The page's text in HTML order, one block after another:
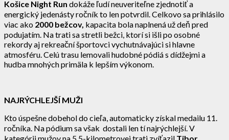
Košice Night Run dokáže ľudí neuveriteľne zjednotiť a
energický jedenásty ročník to len potvrdil. Celkovo sa prihlásilo
viac ako 2000 bežcov, kapacita bola naplnená už deň pred
podujatím. Na trati sa stretli bežci, ktorí si išli po osobné
rekordy aj rekreační športovci vychutnávajúci si hlavne
atmosféru. Celú trasu lemovali hudobné pódiá s dídžejmi a
hudba mnohých primäla k lepším výkonom.
NAJRÝCHLEJŠÍ MUŽI
Kto úspešne dobehol do cieľa, automaticky získal medailu 11.
ročníka. Na pódium sa však dostali len tí najrýchlejší. V
kategórii mužov na 5,5-kilometrovej trati zvíťazil Tibor